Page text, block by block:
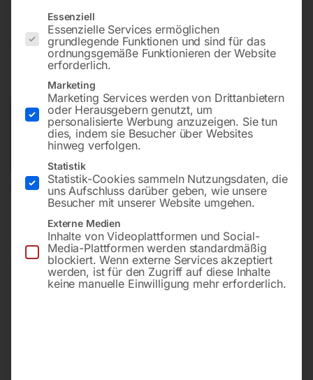
66,00
inkl. MwSt. zzgl.Versandkosten
Lieferzeit:Versandbereit in KW 33/2026
Versandkosten Standard (Österreich):€20,00
Bitte beachten Sie: Die Versandkosten gelten für Österreich.
Andere Länder können abweichen.
In den Warenkorb
Sie haben Fragen zu diesem
Artikel?
Gerne helfen wir Ihnen weiter.
Es folgt eine Liste der Service-Gruppen, für die eine
Essenziell
Essenzielle Services ermöglichen
grundlegende Funktionen und sind für das
ordnungsgemäße Funktionieren der Website
erforderlich.
Marketing
Marketing Services werden von Drittanbietern
oder Herausgebern genutzt, um
personalisierte Werbung anzuzeigen. Sie tun
dies, indem sie Besucher über Websites
hinweg verfolgen.
Statistik
Statistik-Cookies sammeln Nutzungsdaten, die
uns Aufschluss darüber geben, wie unsere
Besucher mit unserer Website umgehen.
Externe Medien
Inhalte von Videoplattformen und Social-
Media-Plattformen werden standardmäßig
blockiert. Wenn externe Services akzeptiert
werden, ist für den Zugriff auf diese Inhalte
keine manuelle Einwilligung mehr erforderlich.